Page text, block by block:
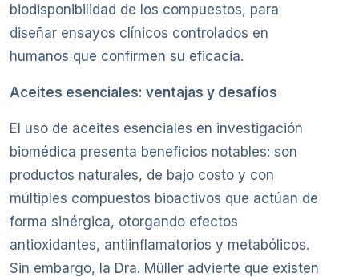
biodisponibilidad de los compuestos, para
diseñar ensayos clínicos controlados en
humanos que confirmen su eficacia.
Aceites esenciales: ventajas y desafíos
El uso de aceites esenciales en investigación
biomédica presenta beneficios notables: son
productos naturales, de bajo costo y con
múltiples compuestos bioactivos que actúan de
forma sinérgica, otorgando efectos
antioxidantes, antiinflamatorios y metabólicos.
Sin embargo, la Dra. Müller advierte que existen